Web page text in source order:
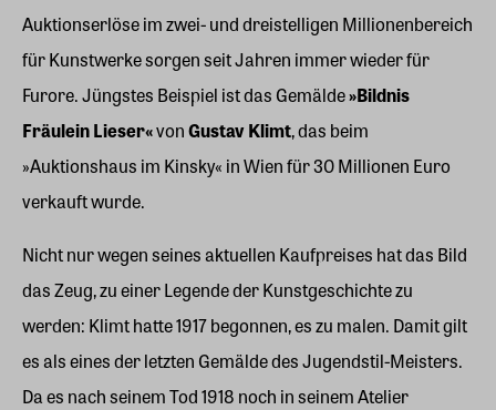
Auktionserlöse im zwei- und dreistelligen Millionenbereich
für Kunstwerke sorgen seit Jahren immer wieder für
Furore. Jüngstes Beispiel ist das Gemälde»Bildnis
Fräulein Lieser«vonGustav Klimt, das beim
»Auktionshaus im Kinsky« in Wien für 30 Millionen Euro
verkauft wurde.
Nicht nur wegen seines aktuellen Kaufpreises hat das Bild
das Zeug, zu einer Legende der Kunstgeschichte zu
werden: Klimt hatte 1917 begonnen, es zu malen. Damit gilt
es als eines der letzten Gemälde des Jugendstil-Meisters.
Da es nach seinem Tod 1918 noch in seinem Atelier